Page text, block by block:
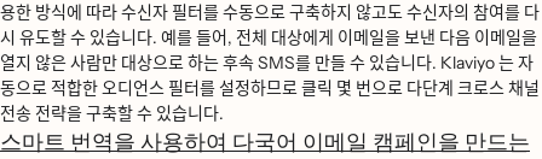
용한 방식에 따라 수신자 필터를 수동으로 구축하지 않고도 수신자의 참여를 다
시 유도할 수 있습니다. 예를 들어, 전체 대상에게 이메일을 보낸 다음 이메일을
열지 않은 사람만 대상으로 하는 후속 SMS를 만들 수 있습니다. Klaviyo 는 자
동으로 적합한 오디언스 필터를 설정하므로 클릭 몇 번으로 다단계 크로스 채널
전송 전략을 구축할 수 있습니다.
스마트 번역을 사용하여 다국어 이메일 캠페인을 만드는